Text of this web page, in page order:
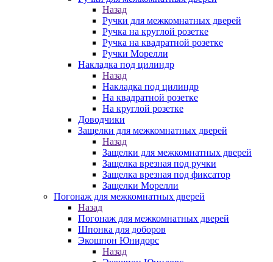
Назад
Ручки для межкомнатных дверей
Ручка на круглой розетке
Ручка на квадратной розетке
Ручки Морелли
Накладка под цилиндр
Назад
Накладка под цилиндр
На квадратной розетке
На круглой розетке
Доводчики
Защелки для межкомнатных дверей
Назад
Защелки для межкомнатных дверей
Защелка врезная под ручки
Защелка врезная под фиксатор
Защелки Морелли
Погонаж для межкомнатных дверей
Назад
Погонаж для межкомнатных дверей
Шпонка для доборов
Экошпон Юнидорс
Назад